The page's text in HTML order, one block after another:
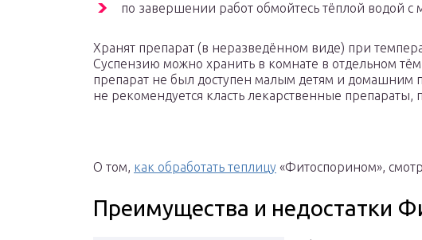
по завершении работ обмойтесь тёплой водой
Хранят препарат (в неразведённом виде) при
Суспензию можно хранить в комнате в отдельном
препарат не был доступен малым детям и домашним
не рекомендуется класть лекарственные препараты,
О том, как обработать теплицу «Фитоспорином»,
Преимущества и недостатки